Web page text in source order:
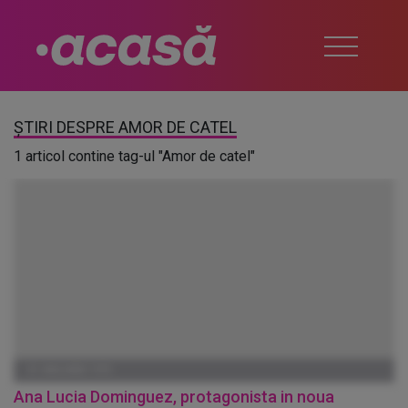
ȘTIRI DESPRE AMOR DE CATEL
1 articol contine tag-ul "Amor de catel"
Ana Lucia Dominguez, protagonista in noua